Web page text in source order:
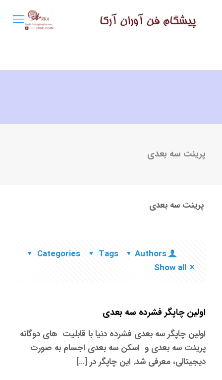
پرینت سه بعدی
پرینت سه بعدی
Categories Tags
Authors
Show all
اولین چاپگر فشرده سه بعدی
اولین چاپگر سه بعدی فشرده دنیا با قابلیت های دوگانه
پرینت سه بعدی و اسکن سه بعدی اجسام به صورت
دیجیتالی، معرفی شد. این چاپگر در […]